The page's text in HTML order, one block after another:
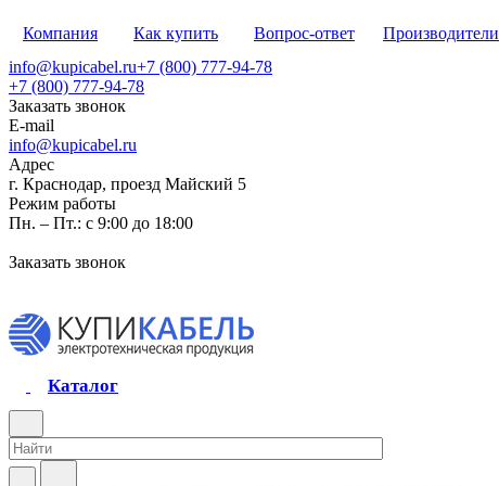
Компания Как купить Вопрос-ответ Производители
info@kupicabel.ru+7 (800) 777-94-78
+7 (800) 777-94-78
Заказать звонок
E-mail
info@kupicabel.ru
Адрес
г. Краснодар, проезд Майский 5
Режим работы
Пн. – Пт.: с 9:00 до 18:00
Заказать звонок
Каталог